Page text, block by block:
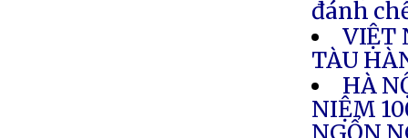
đánh
VIỆT
TÀU
HÀ
NIỆM